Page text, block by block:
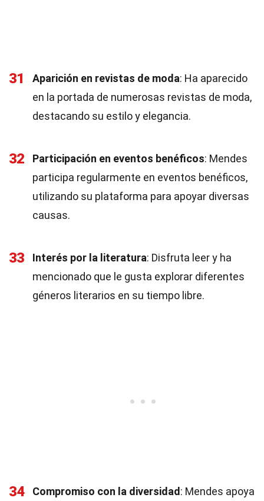
31 Aparición en revistas de moda: Ha aparecido
en la portada de numerosas revistas de moda,
destacando su estilo y elegancia.
32 Participación en eventos benéficos: Mendes
participa regularmente en eventos benéficos,
utilizando su plataforma para apoyar diversas
causas.
33 Interés por la literatura: Disfruta leer y ha
mencionado que le gusta explorar diferentes
géneros literarios en su tiempo libre.
34 Compromiso con la diversidad : Mendes apoya